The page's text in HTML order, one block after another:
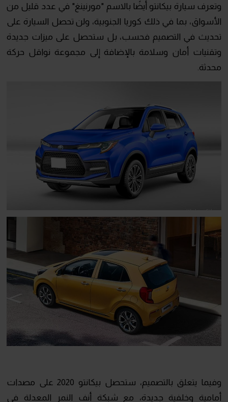
وتعرف سيارة بيكانتو أيضًا بالاسم "مورنينغ" في عدد قليل من
الأسواق، بما في ذلك كوريا الجنوبية، ولن تحصل السيارة على
تحديث في التصميم فحسب، بل ستحصل على ميزات جديدة
وتقنيات أمان وسلامة بالإضافة إلى مجموعة نواقل حركة
محدثة.
وفيما يتعلق بالتصميم، ستحصل بيكانتو 2020 على مصدات
أمامية وخلفية جديدة، مع شبكة أنف النمر المعدلة في